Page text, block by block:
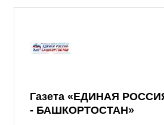
Газета «ЕДИНАЯ
- БАШКОРТОСТАН»